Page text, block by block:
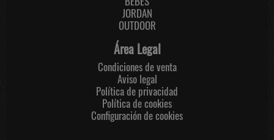
JORDAN
OUTDOOR
Área Legal
Condiciones de venta
Aviso legal
Política de privacidad
Política de cookies
Configuración de cookies